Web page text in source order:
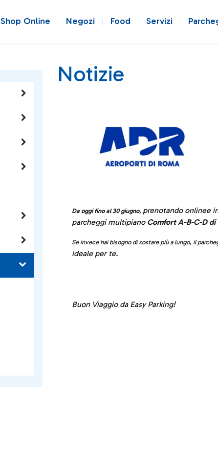
Shop Online Negozi Food Servizi
Notizie
Da oggi fino al 30 giugno, prenotando onlinee
parcheggi multipiano Comfort A-B-C-D di
Se invece hai bisogno di sostare più a lungo, il
ideale per te.
Buon Viaggio da Easy Parking!